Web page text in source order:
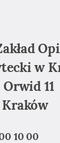
w
11
10 00